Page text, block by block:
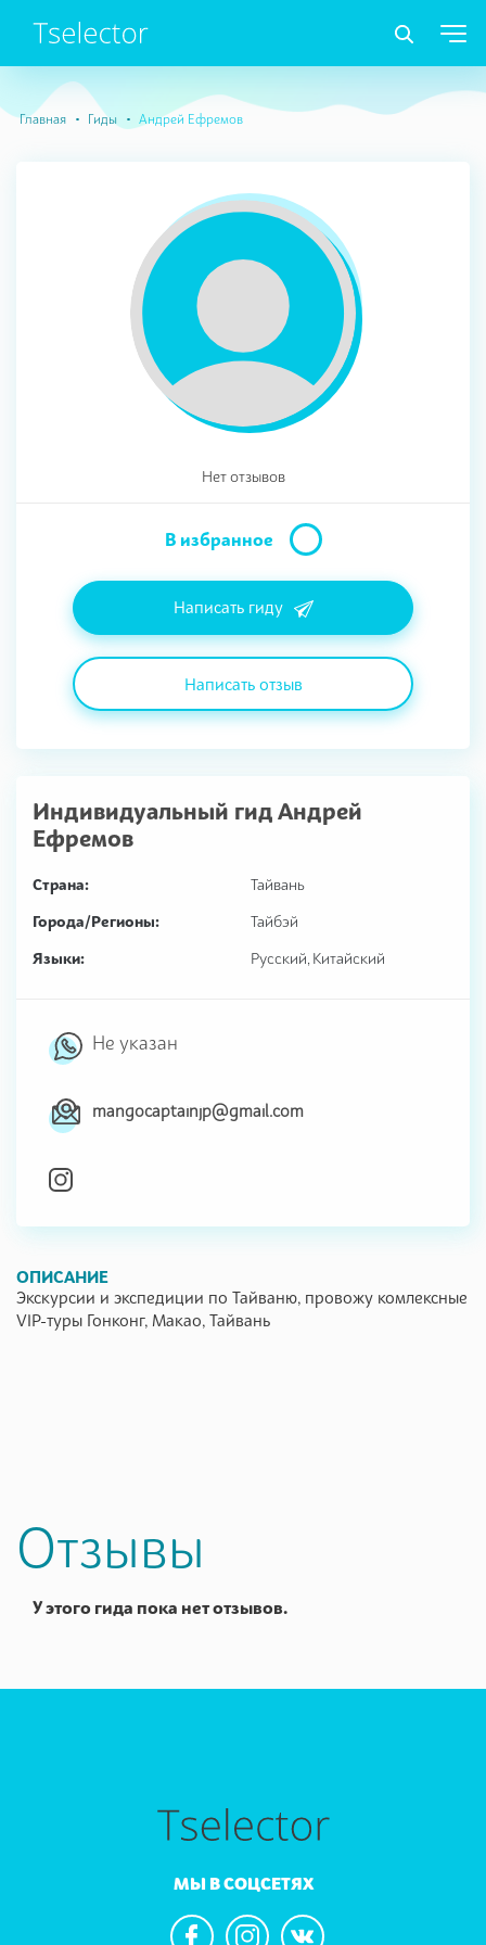
Главная Гиды Андрей Ефремов
Нет отзывов
В избранное
Написать гиду
Написать отзыв
Индивидуальный гид Андрей
Ефремов
Страна:
Тайвань
Города/Регионы:
Тайбэй
Языки:
Русский, Китайский
Не указан
mangocaptainjp@gmail.com
ОПИСАНИЕ
Экскурсии и экспедиции по Тайваню, провожу комлексные
VIP-туры Гонконг, Макао, Тайвань
Отзывы
У этого гида пока нет отзывов.
МЫ В СОЦСЕТЯХ